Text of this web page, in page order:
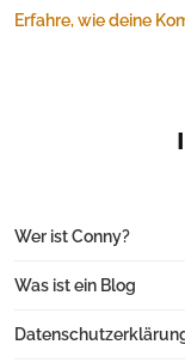
Erfahre, wie deine
Wer ist Conny?
Was ist ein Blog